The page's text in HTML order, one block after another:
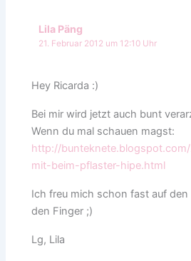
Lila Päng
21. Februar 2012 um 12:10 Uhr
Hey Ricarda :)
Bei mir wird jetzt auch bunt
Wenn du mal schauen magst:
http://
mit-beim-pflaster-hipe.html
Ich freu mich schon fast auf
den Finger ;)
Lg, Lila